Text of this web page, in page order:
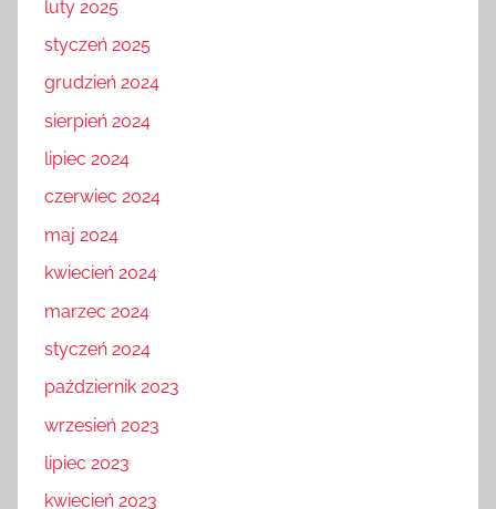
luty 2025
styczeń 2025
grudzień 2024
sierpień 2024
lipiec 2024
czerwiec 2024
maj 2024
kwiecień 2024
marzec 2024
styczeń 2024
październik 2023
wrzesień 2023
lipiec 2023
kwiecień 2023